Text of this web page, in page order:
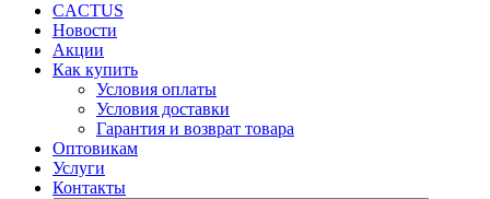
CACTUS
Новости
Акции
Как купить
Условия оплаты
Условия доставки
Гарантия и возврат товара
Оптовикам
Услуги
Контакты